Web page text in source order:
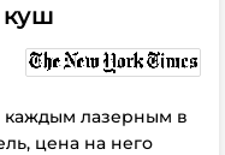
лазерным в
цена на него